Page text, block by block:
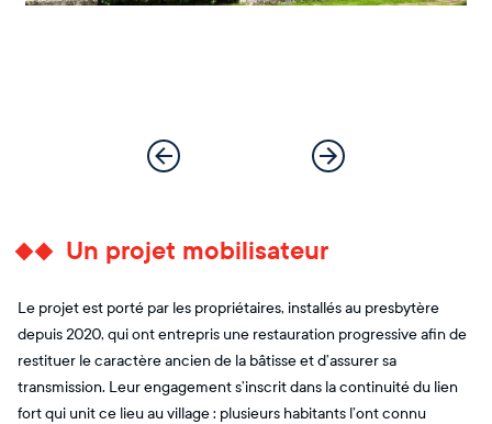
Un projet mobilisateur
Le projet est porté par les propriétaires, installés au presbytère
depuis 2020, qui ont entrepris une restauration progressive afin de
restituer le caractère ancien de la bâtisse et d’assurer sa
transmission. Leur engagement s’inscrit dans la continuité du lien
fort qui unit ce lieu au village : plusieurs habitants l’ont connu